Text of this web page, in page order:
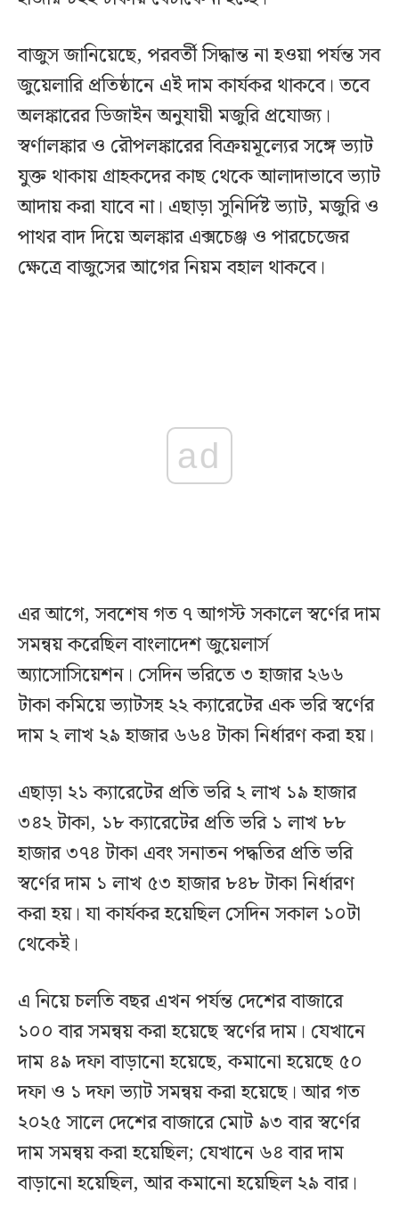
বাজুস জানিয়েছে, পরবর্তী সিদ্ধান্ত না হওয়া পর্যন্ত সব
জুয়েলারি প্রতিষ্ঠানে এই দাম কার্যকর থাকবে। তবে
অলঙ্কারের ডিজাইন অনুযায়ী মজুরি প্রযোজ্য।
স্বর্ণালঙ্কার ও রৌপলঙ্কারের বিক্রয়মূল্যের সঙ্গে ভ্যাট
যুক্ত থাকায় গ্রাহকদের কাছ থেকে আলাদাভাবে ভ্যাট
আদায় করা যাবে না। এছাড়া সুনির্দিষ্ট ভ্যাট, মজুরি ও
পাথর বাদ দিয়ে অলঙ্কার এক্সচেঞ্জ ও পারচেজের
ক্ষেত্রে বাজুসের আগের নিয়ম বহাল থাকবে।
ad
এর আগে, সবশেষ গত ৭ আগস্ট সকালে স্বর্ণের দাম
সমন্বয় করেছিল বাংলাদেশ জুয়েলার্স
অ্যাসোসিয়েশন। সেদিন ভরিতে ৩ হাজার ২৬৬
টাকা কমিয়ে ভ্যাটসহ ২২ ক্যারেটের এক ভরি স্বর্ণের
দাম ২ লাখ ২৯ হাজার ৬৬৪ টাকা নির্ধারণ করা হয়।
এছাড়া ২১ ক্যারেটের প্রতি ভরি ২ লাখ ১৯ হাজার
৩৪২ টাকা, ১৮ ক্যারেটের প্রতি ভরি ১ লাখ ৮৮
হাজার ৩৭৪ টাকা এবং সনাতন পদ্ধতির প্রতি ভরি
স্বর্ণের দাম ১ লাখ ৫৩ হাজার ৮৪৮ টাকা নির্ধারণ
করা হয়। যা কার্যকর হয়েছিল সেদিন সকাল ১০টা
থেকেই।
এ নিয়ে চলতি বছর এখন পর্যন্ত দেশের বাজারে
১০০ বার সমন্বয় করা হয়েছে স্বর্ণের দাম। যেখানে
দাম ৪৯ দফা বাড়ানো হয়েছে, কমানো হয়েছে ৫০
দফা ও ১ দফা ভ্যাট সমন্বয় করা হয়েছে। আর গত
২০২৫ সালে দেশের বাজারে মোট ৯৩ বার স্বর্ণের
দাম সমন্বয় করা হয়েছিল; যেখানে ৬৪ বার দাম
বাড়ানো হয়েছিল, আর কমানো হয়েছিল ২৯ বার।